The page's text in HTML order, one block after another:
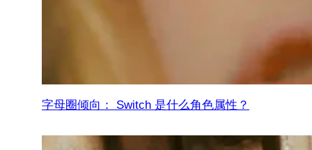
字母圈倾向： Switch 是什么角色属性？